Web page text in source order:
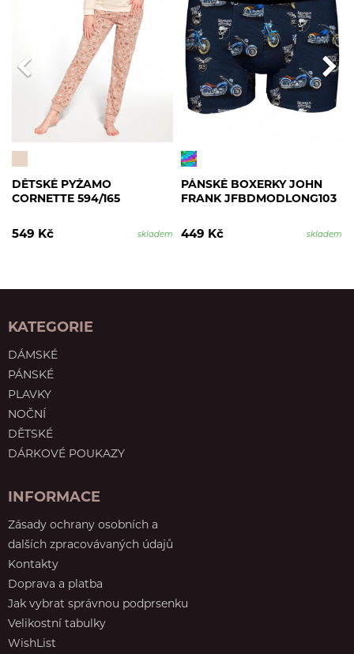
DĚTSKÉ PYŽAMO
CORNETTE 594/165
549 Kč skladem
PÁNSKÉ BOXERKY JOHN
FRANK JFBDMODLONG103
449 Kč skladem
KATEGORIE
DÁMSKÉ
PÁNSKÉ
PLAVKY
NOČNÍ
DĚTSKÉ
DÁRKOVÉ POUKAZY
INFORMACE
Zásady ochrany osobních a
dalších zpracovávaných údajů
Kontakty
Doprava a platba
Jak vybrat správnou podprsenku
Velikostní tabulky
WishList